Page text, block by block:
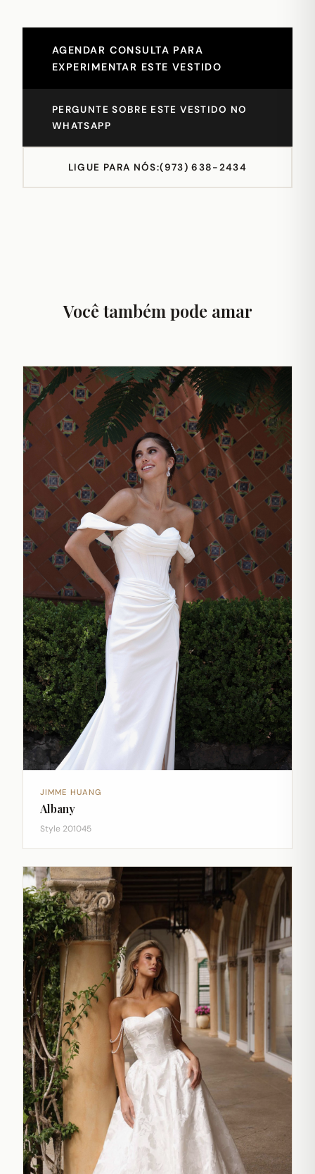
AGENDAR CONSULTA PARA
EXPERIMENTAR ESTE VESTIDO
PERGUNTE SOBRE ESTE VESTIDO NO
WHATSAPP
LIGUE PARA NÓS:(973) 638-2434
Você também pode amar
JIMME HUANG
Albany
Style 201045